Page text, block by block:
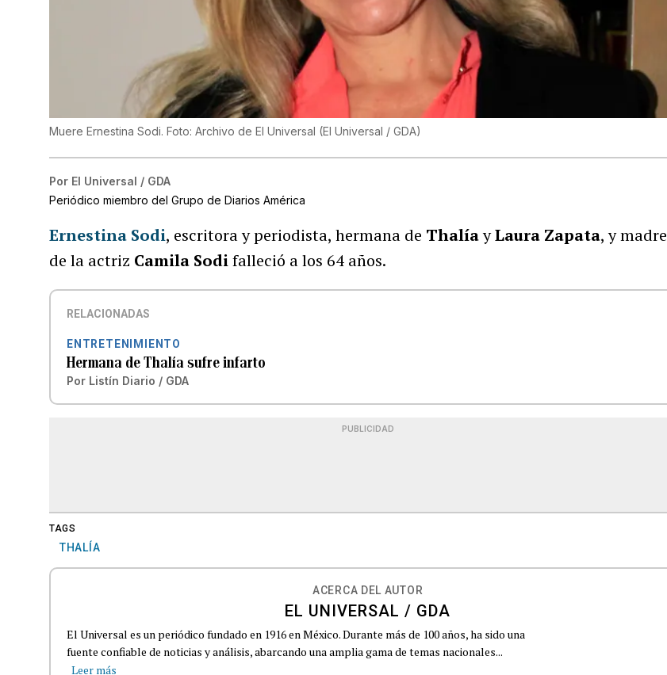
Muere Ernestina Sodi. Foto: Archivo de El Universal (El Universal / GDA)
Por El Universal / GDA
Periódico miembro del Grupo de Diarios América
Ernestina Sodi, escritora y periodista, hermana de ThalíayLaura Zapata, y madre
de la actriz Camila Sodifalleció a los 64 años.
RELACIONADAS
ENTRETENIMIENTO
Hermana de Thalía sufre infarto
Por Listín Diario / GDA
PUBLICIDAD
TAGS
THALÍA
ACERCA DEL AUTOR
EL UNIVERSAL / GDA
El Universal es un periódico fundado en 1916 en México. Durante más de 100 años, ha sido una
fuente confiable de noticias y análisis, abarcando una amplia gama de temas nacionales...
Leer más